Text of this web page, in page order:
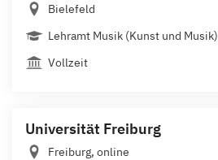
Bielefeld
Lehramt Musik (Kunst und Musik)
Vollzeit
Universität Freiburg
Freiburg, online